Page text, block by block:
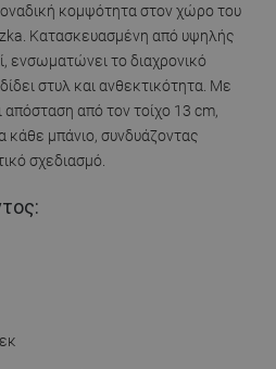
κομψότητα στον χώρο του
Κατασκευασμένη από υψηλής
ενσωματώνει το διαχρονικό
στυλ και ανθεκτικότητα. Με
από τον τοίχο 13 cm,
κάθε μπάνιο, συνδυάζοντας
σχεδιασμό.